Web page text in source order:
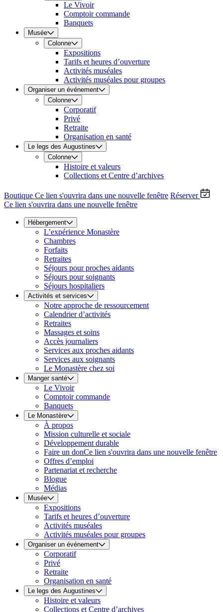
Le Vivoir
Comptoir commande
Banquets
Musée
Colonne
Expositions
Tarifs et heures d’ouverture
Activités muséales
Activités muséales pour groupes
Organiser un événement
Colonne
Corporatif
Privé
Retraite
Organisation en santé
Le legs des Augustines
Colonne
Histoire et valeurs
Collections et Centre d’archives
Boutique Ce lien s'ouvrira dans une nouvelle fenêtre Réserver
Ce lien s'ouvrira dans une nouvelle fenêtre
Hébergement
L’expérience Monastère
Chambres
Forfaits
Retraites
Séjours pour proches aidants
Séjours pour soignants
Séjours hospitaliers
Activités et services
Notre approche de ressourcement
Calendrier d’activités
Retraites
Massages et soins
Accès journaliers
Services aux proches aidants
Services aux soignants
Le Monastère chez soi
Manger santé
Le Vivoir
Comptoir commande
Banquets
Le Monastère
À propos
Mission culturelle et sociale
Développement durable
Faire un donCe lien s'ouvrira dans une nouvelle fenêtre
Offres d’emploi
Partenariat et recherche
Blogue
Médias
Musée
Expositions
Tarifs et heures d’ouverture
Activités muséales
Activités muséales pour groupes
Organiser un événement
Corporatif
Privé
Retraite
Organisation en santé
Le legs des Augustines
Histoire et valeurs
Collections et Centre d’archives